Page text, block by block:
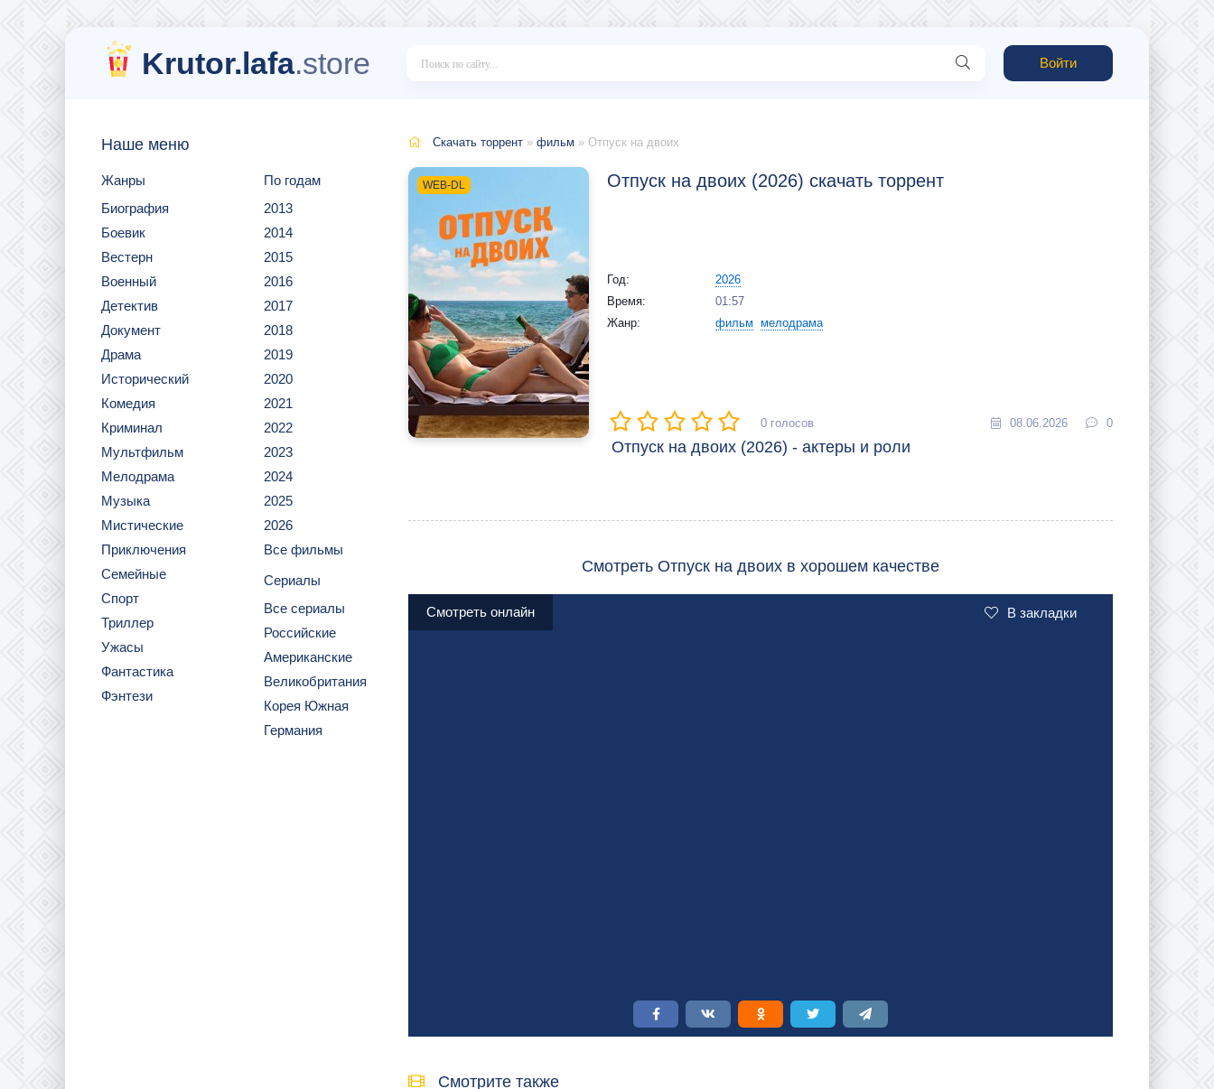
Krutor.lafa.store Войти
Наше меню
Жанры
Биография
Боевик
Вестерн
Военный
Детектив
Документ
Драма
Исторический
Комедия
Криминал
Мультфильм
Мелодрама
Музыка
Мистические
Приключения
Семейные
Спорт
Триллер
Ужасы
Фантастика
Фэнтези
По годам
2013
2014
2015
2016
2017
2018
2019
2020
2021
2022
2023
2024
2025
2026
Все фильмы
Сериалы
Все сериалы
Российские
Американские
Великобритания
Корея Южная
Германия
Скачать торрент » фильм » Отпуск на двоих
WEB-DL Отпуск на двоих (2026) скачать торрент
Год:
2026
Время:
01:57
Жанр:
фильм мелодрама
0 голосов 08.06.2026 0
Отпуск на двоих (2026) - актеры и роли
Смотреть Отпуск на двоих в хорошем качестве
Смотреть онлайн В закладки
Смотрите также